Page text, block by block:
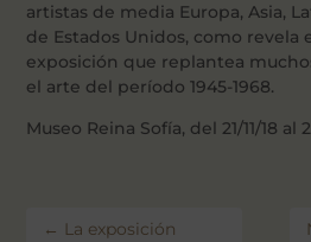
artistas de media Europa, Asia,
de Estados Unidos, como revela
exposición que replantea
el arte del período 1945-1968.
Museo Reina Sofía, del 21/11/18 al
← La exposición